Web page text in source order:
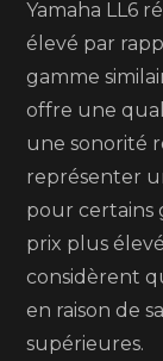
Yamaha LL6
élevé par
gamme
offre une
une sonorité
représenter
pour certains
prix plus
considèrent
en raison de
supérieures.